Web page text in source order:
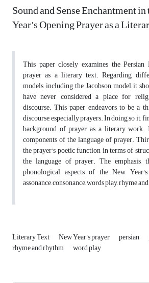
Sound and Sense Enchantment
Year's Opening Prayer as a
This paper closely examines the
prayer as a literary text. Regarding
models, including the Jacobson model, it
have never considered a place for
discourse. This paper endeavors to be a
discourse, especially prayers. In doing so, it,
background of prayer as a literary
components of the language of prayer.
the prayer's poetic function in terms of
the language of prayer. The emphasis,
phonological aspects of the New
assonance, consonance, words play, rhyme
Literary Text New Year's prayer persian
rhyme and rhythm word play